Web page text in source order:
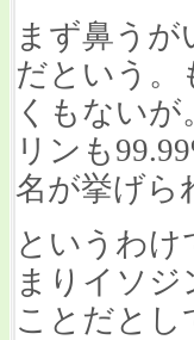
まず鼻うが
だという。
くもない
リンも
名が挙げら
というわ
まりイソ
ことだとし